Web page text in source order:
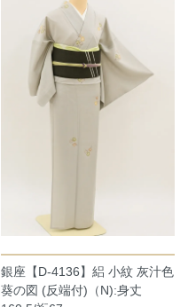
銀座【D-4136】絽 小紋 灰汁色
葵の図 (反端付)（N):身丈